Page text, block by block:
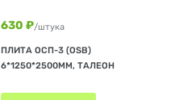
630 ₽/штука
ПЛИТА ОСП-3 (OSB)
6*1250*2500ММ, ТАЛЕОН